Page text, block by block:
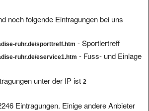
noch folgende Eintragungen bei uns
ruhr.de/sporttreff.htm - Sportlertreff
ruhr.de/eservice1.htm - Fuss- und Einlage
unter der IP ist 2
Eintragungen. Einige andere Anbieter